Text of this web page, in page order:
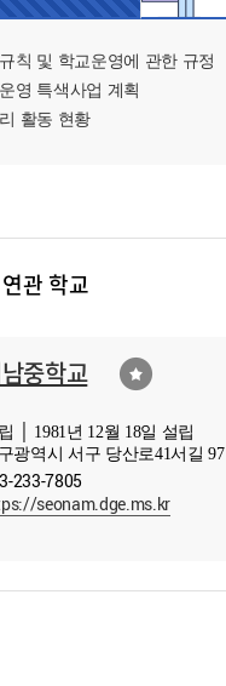
칙 및 학교운영에 관한 규정
영 특색사업 계획
활동 현황
관 학교
중학교
│ 1981년 12월 18일 설립
광역시 서구 당산로41서길 97
233-7805
seonam.dge.ms.kr